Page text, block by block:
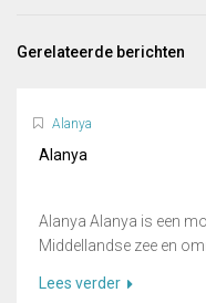
Gerelateerde berichten
Alanya
Alanya
Alanya Alanya is een
Middellandse zee en
Lees verder